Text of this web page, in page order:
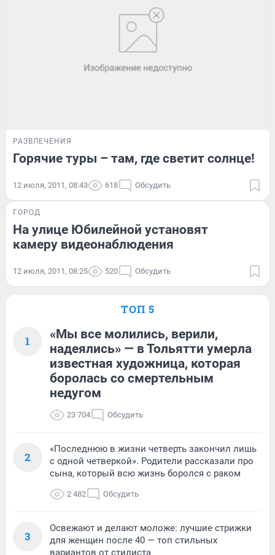
РАЗВЛЕЧЕНИЯ
Горячие туры – там, где светит солнце!
12 июля, 2011, 08:43 618 Обсудить
ГОРОД
На улице Юбилейной установят
камеру видеонаблюдения
12 июля, 2011, 08:25 520 Обсудить
ТОП 5
1
«Мы все молились, верили,
надеялись» — в Тольятти умерла
известная художница, которая
боролась со смертельным
недугом
23 704 Обсудить
2
«Последнюю в жизни четверть закончил лишь
с одной четверкой». Родители рассказали про
сына, который всю жизнь боролся с раком
2 482 Обсудить
3
Освежают и делают моложе: лучшие стрижки
для женщин после 40 — топ стильных
вариантов от стилиста